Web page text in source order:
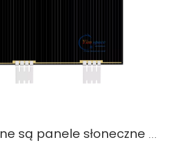
Jak wydajne są panele słoneczne na stacji kosmicznej? Głębokie zanurzenie się w kosmicznych systemach zasilania